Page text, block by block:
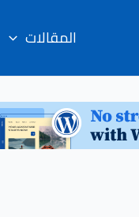
المقالات